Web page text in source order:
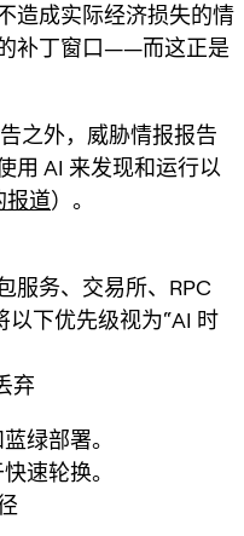
造成实际经济损失的情
补丁窗口——而这正是
之外，威胁情报报告
用 AI 来发现和运行以
报道）。
服务、交易所、RPC
下优先级视为“AI 时
弃
绿部署。
速轮换。